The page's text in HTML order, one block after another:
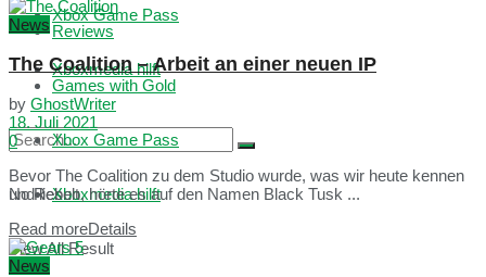
Xbox Game Pass
Xboxmedia hilft
No Result
View All Result
Reviews
Games with Gold
Xbox Game Pass
Xboxmedia hilft
News
The Coalition – Arbeit an einer neuen IP
by GhostWriter
18. Juli 2021
0
Bevor The Coalition zu dem Studio wurde, was wir heute kennen
und lieben, hörte es auf den Namen Black Tusk ...
Read moreDetails
News